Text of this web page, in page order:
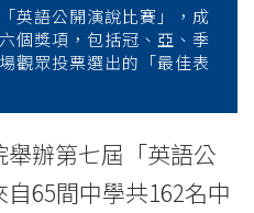
英語公開演說比賽」，成
個獎項，包括冠、亞、季
觀眾投票選出的「最佳表
辦第七屆「英語公
65間中學共162名中